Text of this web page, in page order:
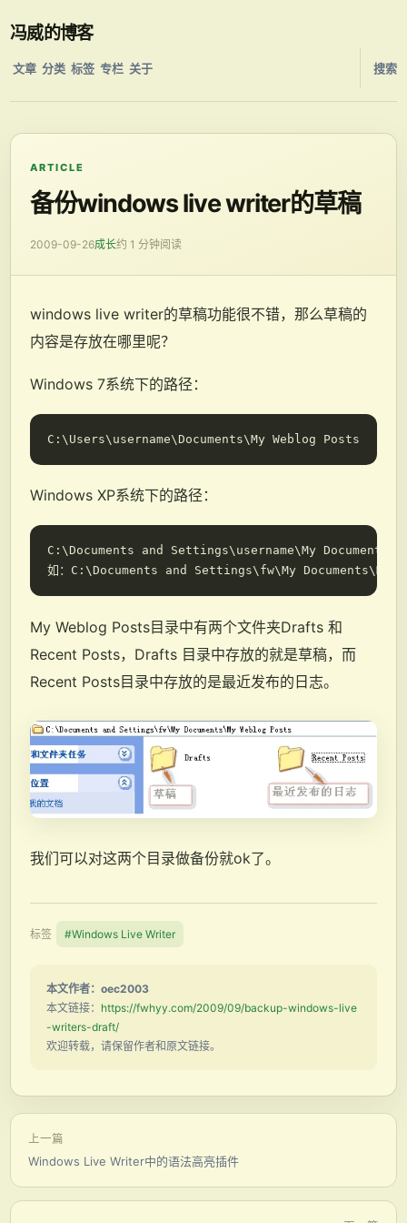
冯威的博客
文章 分类 标签 专栏 关于 搜索
ARTICLE
备份windows live writer的草稿
2009-09-26成长约 1 分钟阅读
windows live writer的草稿功能很不错，那么草稿的
内容是存放在哪里呢？
Windows 7系统下的路径：
Windows XP系统下的路径：
C:\Documents and Settings\username\My
My Weblog Posts目录中有两个文件夹Drafts 和
Recent Posts，Drafts 目录中存放的就是草稿，而
Recent Posts目录中存放的是最近发布的日志。
我们可以对这两个目录做备份就ok了。
标签 #Windows Live Writer
本文作者：oec2003
本文链接： https://fwhyy.com/2009/09/backup-windows-live
-writers-draft/
欢迎转载，请保留作者和原文链接。
上一篇
Windows Live Writer中的语法高亮插件